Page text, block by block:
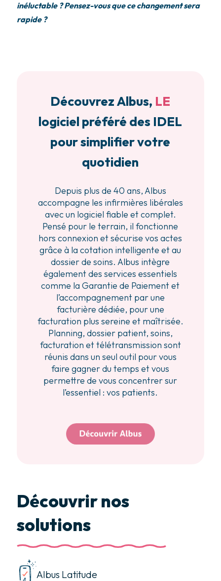
inéluctable ? Pensez-vous que ce changement sera
rapide ?
Découvrez Albus, LE
logiciel préféré des IDEL
pour simplifier votre
quotidien
Depuis plus de 40 ans, Albus
accompagne les infirmières libérales
avec un logiciel fiable et complet.
Pensé pour le terrain, il fonctionne
hors connexion et sécurise vos actes
grâce à la cotation intelligente et au
dossier de soins. Albus intègre
également des services essentiels
comme la Garantie de Paiement et
l’accompagnement par une
facturière dédiée, pour une
facturation plus sereine et maîtrisée.
Planning, dossier patient, soins,
facturation et télétransmission sont
réunis dans un seul outil pour vous
faire gagner du temps et vous
permettre de vous concentrer sur
l’essentiel : vos patients.
Découvrir nos
solutions
Albus Latitude